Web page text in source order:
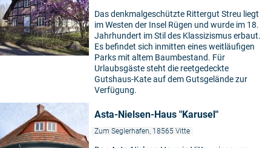
Das denkmalgeschützte Rittergut Streu liegt
im Westen der Insel Rügen und wurde im 18.
Jahrhundert im Stil des Klassizismus erbaut.
Es befindet sich inmitten eines weitläufigen
Parks mit altem Baumbestand. Für
Urlaubsgäste steht die reetgedeckte
Gutshaus-Kate auf dem Gutsgelände zur
Verfügung.
Asta-Nielsen-Haus "Karusel"
Zum Seglerhafen, 18565 Vitte